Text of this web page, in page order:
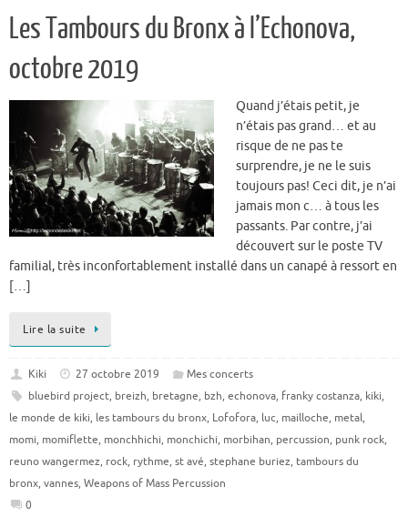
Les Tambours du Bronx à l’Echonova,
octobre 2019
Quand j’étais petit, je
n’étais pas grand… et au
risque de ne pas te
surprendre, je ne le suis
toujours pas! Ceci dit, je n’ai
jamais mon c… à tous les
passants. Par contre, j’ai
découvert sur le poste TV
familial, très inconfortablement installé dans un canapé à ressort en
[…]
Lire la suite
Kiki 27 octobre 2019
Mes concerts
bluebird project, breizh, bretagne, bzh, echonova, franky costanza, kiki,
le monde de kiki, les tambours du bronx, Lofofora, luc, mailloche, metal,
momi, momiflette, monchhichi, monchichi, morbihan, percussion, punk rock,
reuno wangermez, rock, rythme, st avé, stephane buriez, tambours du
bronx, vannes, Weapons of Mass Percussion
0